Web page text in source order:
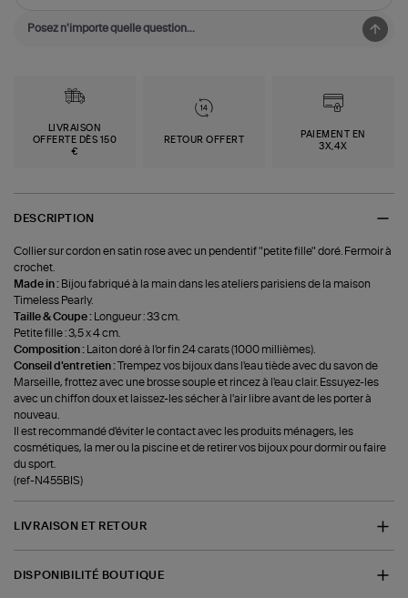
LIVRAISON
OFFERTE DÈS 150
€
RETOUR OFFERT
PAIEMENT EN
3X,4X
DESCRIPTION
Collier sur cordon en satin rose avec un pendentif "petite fille" doré. Fermoir à
crochet.
Made in : Bijou fabriqué à la main dans les ateliers parisiens de la maison
Timeless Pearly.
Taille & Coupe : Longueur : 33 cm.
Petite fille : 3,5 x 4 cm.
Composition : Laiton doré à l'or fin 24 carats (1000 millièmes).
Conseil d'entretien :
Trempez vos bijoux dans l'eau tiède avec du savon de
Marseille, frottez avec une brosse souple et rincez à l'eau clair. Essuyez-les
avec un chiffon doux et laissez-les sécher à l'air libre avant de les porter à
nouveau.
Il est recommandé d'éviter le contact avec les produits ménagers, les
cosmétiques, la mer ou la piscine et de retirer vos bijoux pour dormir ou faire
du sport.
(ref-N455BIS)
LIVRAISON ET RETOUR
DISPONIBILITÉ BOUTIQUE